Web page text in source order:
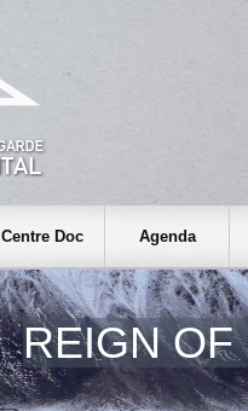
Centre Doc Agenda
REIGN